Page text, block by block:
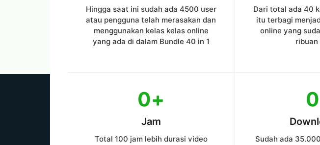
Hingga saat ini sudah ada 4500 user
atau pengguna telah merasakan dan
menggunakan kelas kelas online
yang ada di dalam Bundle 40 in 1
Dari total ada 40
itu terbagi
online yang
ribuan
Jam
0+
Total 100 jam lebih durasi video
0
Sudah ada